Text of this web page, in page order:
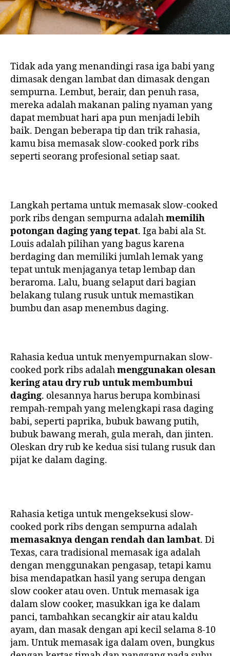
Tidak ada yang menandingi rasa iga babi yang
dimasak dengan lambat dan dimasak dengan
sempurna. Lembut, berair, dan penuh rasa,
mereka adalah makanan paling nyaman yang
dapat membuat hari apa pun menjadi lebih
baik. Dengan beberapa tip dan trik rahasia,
kamu bisa memasak slow-cooked pork ribs
seperti seorang profesional setiap saat.
Langkah pertama untuk memasak slow-cooked
pork ribs dengan sempurna adalahmemilih
potongan daging yang tepat. Iga babi ala St.
Louis adalah pilihan yang bagus karena
berdaging dan memiliki jumlah lemak yang
tepat untuk menjaganya tetap lembap dan
beraroma. Lalu, buang selaput dari bagian
belakang tulang rusuk untuk memastikan
bumbu dan asap menembus daging.
Rahasia kedua untuk menyempurnakan slow-
cooked pork ribs adalahmenggunakan olesan
kering atau dry rub untuk membumbui
daging. olesannya harus berupa kombinasi
rempah-rempah yang melengkapi rasa daging
babi, seperti paprika, bubuk bawang putih,
bubuk bawang merah, gula merah, dan jinten.
Oleskan dry rub ke kedua sisi tulang rusuk dan
pijat ke dalam daging.
Rahasia ketiga untuk mengeksekusi slow-
cooked pork ribs dengan sempurna adalah
memasaknya dengan rendah dan lambat. Di
Texas, cara tradisional memasak iga adalah
dengan menggunakan pengasap, tetapi kamu
bisa mendapatkan hasil yang serupa dengan
slow cooker atau oven. Untuk memasak iga
dalam slow cooker, masukkan iga ke dalam
panci, tambahkan secangkir air atau kaldu
ayam, dan masak dengan api kecil selama 8-10
jam. Untuk memasak iga dalam oven, bungkus